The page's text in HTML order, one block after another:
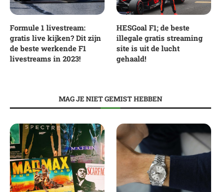
Formule 1 livestream:
gratis live kijken? Dit zijn
de beste werkende F1
livestreams in 2023!
HESGoal F1; de beste
illegale gratis streaming
site is uit de lucht
gehaald!
MAG JE NIET GEMIST HEBBEN